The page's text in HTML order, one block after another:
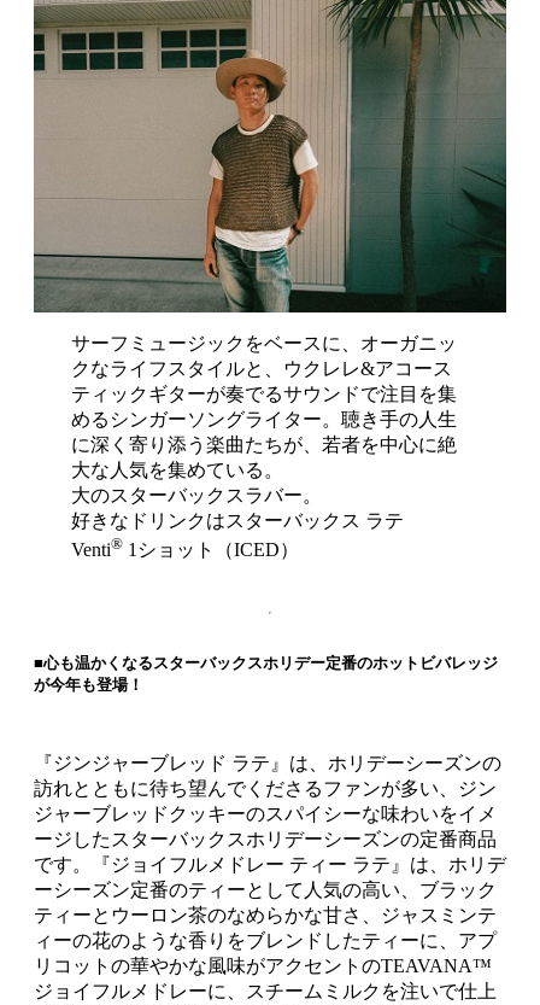
サーフミュージックをベースに、オーガニッ
クなライフスタイルと、ウクレレ&アコース
ティックギターが奏でるサウンドで注目を集
めるシンガーソングライター。聴き手の人生
に深く寄り添う楽曲たちが、若者を中心に絶
大な人気を集めている。
大のスターバックスラバー。
好きなドリンクはスターバックス ラテ
Venti® 1ショット（ICED）
■心も温かくなるスターバックスホリデー定番のホットビバレッジ
が今年も登場！
『ジンジャーブレッド ラテ』は、ホリデーシーズンの
訪れとともに待ち望んでくださるファンが多い、ジン
ジャーブレッドクッキーのスパイシーな味わいをイメ
ージしたスターバックスホリデーシーズンの定番商品
です。『ジョイフルメドレー ティー ラテ』は、ホリデ
ーシーズン定番のティーとして人気の高い、ブラック
ティーとウーロン茶のなめらかな甘さ、ジャスミンテ
ィーの花のような香りをブレンドしたティーに、アプ
リコットの華やかな風味がアクセントのTEAVANA™
ジョイフルメドレーに、スチームミルクを注いで仕上